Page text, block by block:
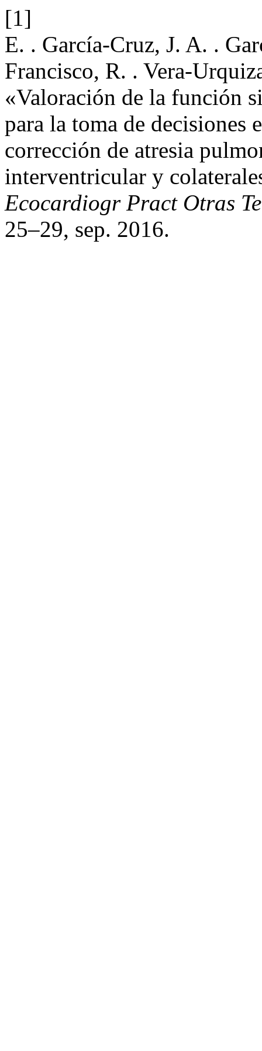
[1]
E. . García-Cruz, J. A. .
Francisco, R. . Vera-
«Valoración de la función
para la toma de decisiones
corrección de atresia
interventricular y
Ecocardiogr Pract Otras
25–29, sep. 2016.